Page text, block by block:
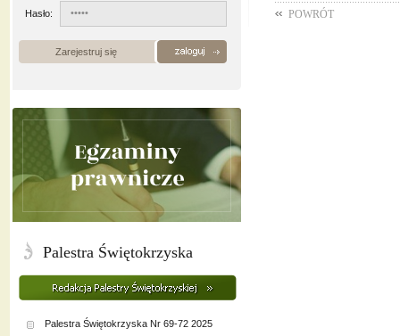
POWRÓT
Hasło:
Zarejestruj się
Palestra Świętokrzyska
Palestra Świętokrzyska Nr 69-72 2025